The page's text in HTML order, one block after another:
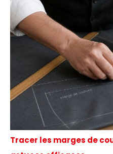
Tracer les marges de